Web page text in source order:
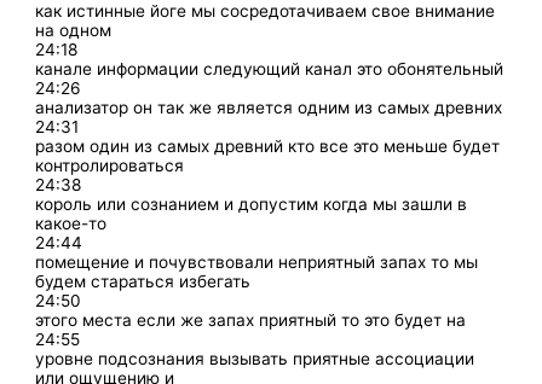
как истинные йоге мы сосредотачиваем свое внимание
на одном
24:18
канале информации следующий канал это обонятельный
24:26
анализатор он так же является одним из самых древних
24:31
разом один из самых древний кто все это меньше будет
контролироваться
24:38
король или сознанием и допустим когда мы зашли в
какое-то
24:44
помещение и почувствовали неприятный запах то мы
будем стараться избегать
24:50
этого места если же запах приятный то это будет на
24:55
уровне подсознания вызывать приятные ассоциации
или ощущению и